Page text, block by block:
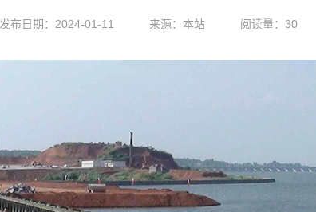
发布日期：2024-01-11 来源：本站 阅读量：30